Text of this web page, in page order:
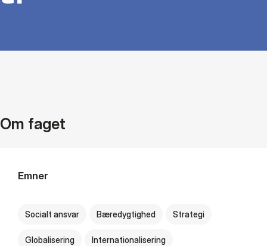
Om faget
Emner
Socialt ansvar Bæredygtighed Strategi
Globalisering Internationalisering